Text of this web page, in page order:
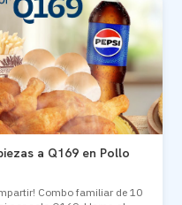
a Q169 en Pollo
Combo familiar de 10